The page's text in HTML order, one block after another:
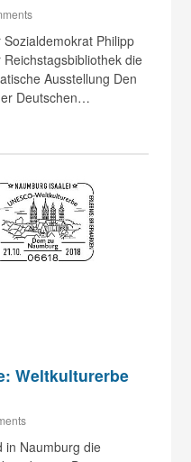
Philipp
die
Ausstellung Den
Deutschen…
Weltkulturerbe
in Naumburg die